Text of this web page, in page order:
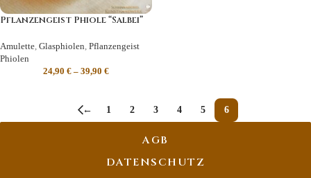
Pflanzengeist Phiole “Salbei”
Amulette, Glasphiolen, Pflanzengeist
Phiolen
24,90 € – 39,90 €
← 1 2 3 4 5 6
AGB
DATENSCHUTZ